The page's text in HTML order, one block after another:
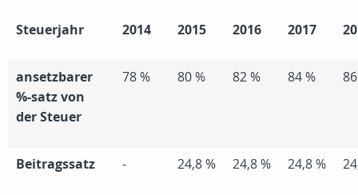
Steuerjahr 2014 2015 2016 2017
ansetzbarer
%-satz von
der Steuer
78 % 80 % 82 % 84 %
Beitragssatz - 24,8 % 24,8 % 24,8 %